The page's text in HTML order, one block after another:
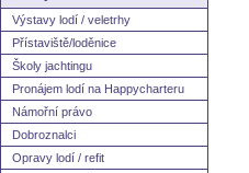
Výstavy lodí / veletrhy
Přístaviště/loděnice
Školy jachtingu
Pronájem lodí na Happycharteru
Námořní právo
Dobroznalci
Opravy lodí / refit